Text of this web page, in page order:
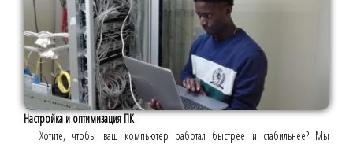
Настройка и оптимизация ПК
Хотите, чтобы ваш компьютер работал быстрее и стабильнее? Мы